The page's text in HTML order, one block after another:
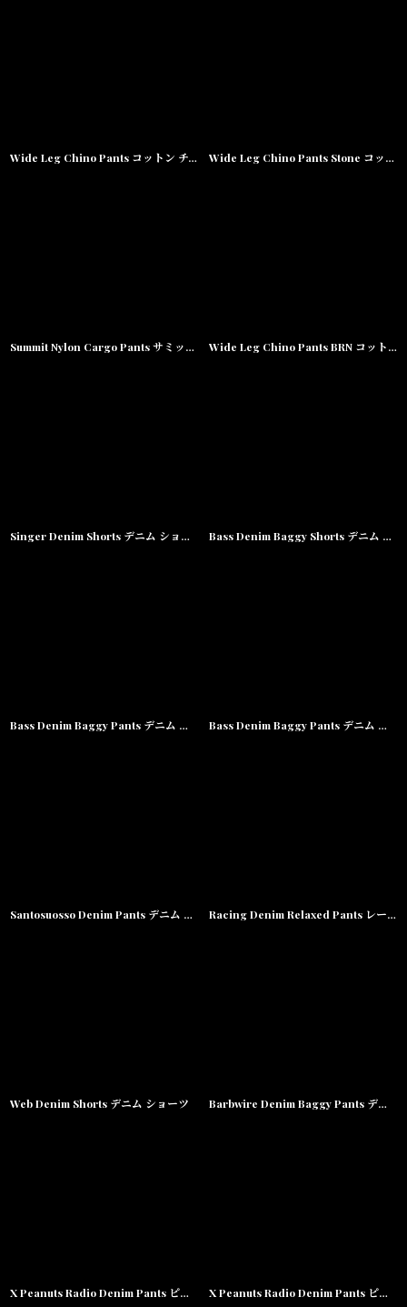
Wide Leg Chino Pants コットン チノ パンツ Wide Leg Chino Pants Stone コットン チノ パンツ
Summit Nylon Cargo Pants サミット ナイロン カーゴ パンツ Wide Leg Chino Pants BRN コットン チノ パンツ
Singer Denim Shorts デニム ショーツ Bass Denim Baggy Shorts デニム バギー ショーツ ハーフ パンツ
Bass Denim Baggy Pants デニム バギー パンツ Bass Denim Baggy Pants デニム バギー パンツ
Santosuosso Denim Pants デニム ワーク パンツ Canvas Brown Racing Denim Relaxed Pants レーシング デニム パンツ
Web Denim Shorts デニム ショーツ Barbwire Denim Baggy Pants デニム バギー パンツ
X Peanuts Radio Denim Pants ピーナッツ ラジオ デニム パンツ X Peanuts Radio Denim Pants ピーナッツ ラジオ デニム パンツ